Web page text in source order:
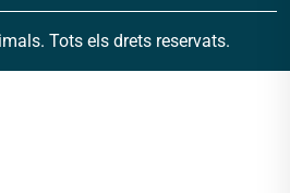
Tots els drets reservats.